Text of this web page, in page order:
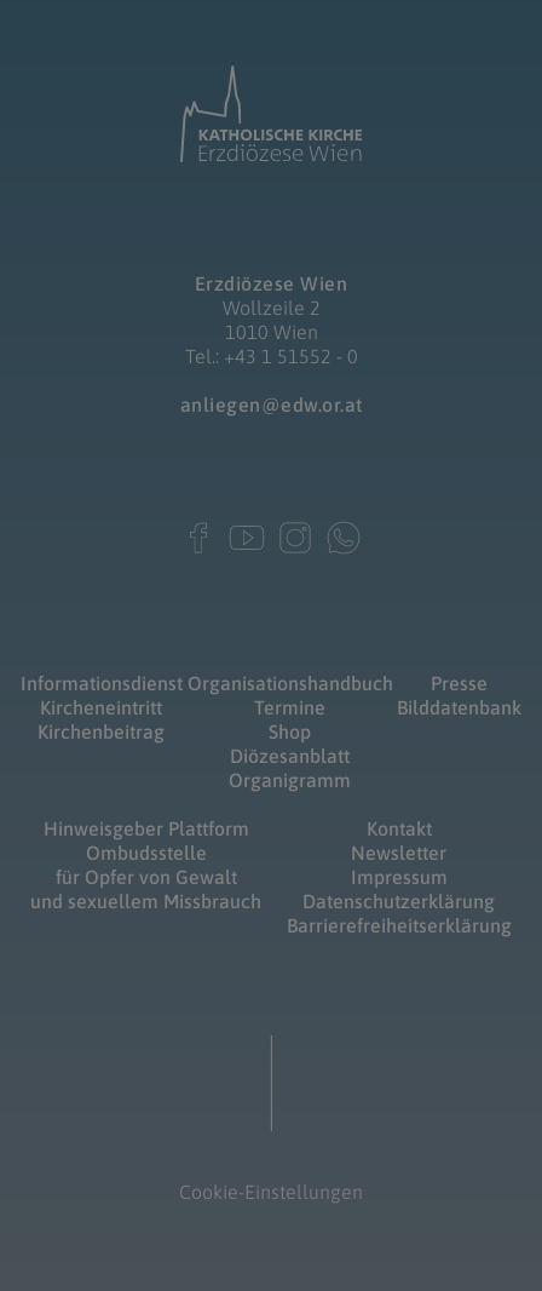
Erzdiözese Wien
Wollzeile 2
1010 Wien
Tel.: +43 1 51552 - 0
anliegen@edw.or.at
Informationsdienst
Kircheneintritt
Kirchenbeitrag
Organisationshandbuch
Termine
Shop
Diözesanblatt
Organigramm
Presse
Bilddatenbank
Hinweisgeber Plattform
Ombudsstelle
für Opfer von Gewalt
und sexuellem Missbrauch
Kontakt
Newsletter
Impressum
Datenschutzerklärung
Barrierefreiheitserklärung
Cookie-Einstellungen